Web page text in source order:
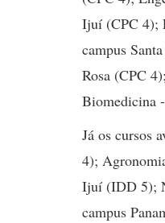
Ijuí (CPC 4);
campus
Rosa (CPC
Biomedicina
Já os cursos
4);
Ijuí (IDD 5);
campus